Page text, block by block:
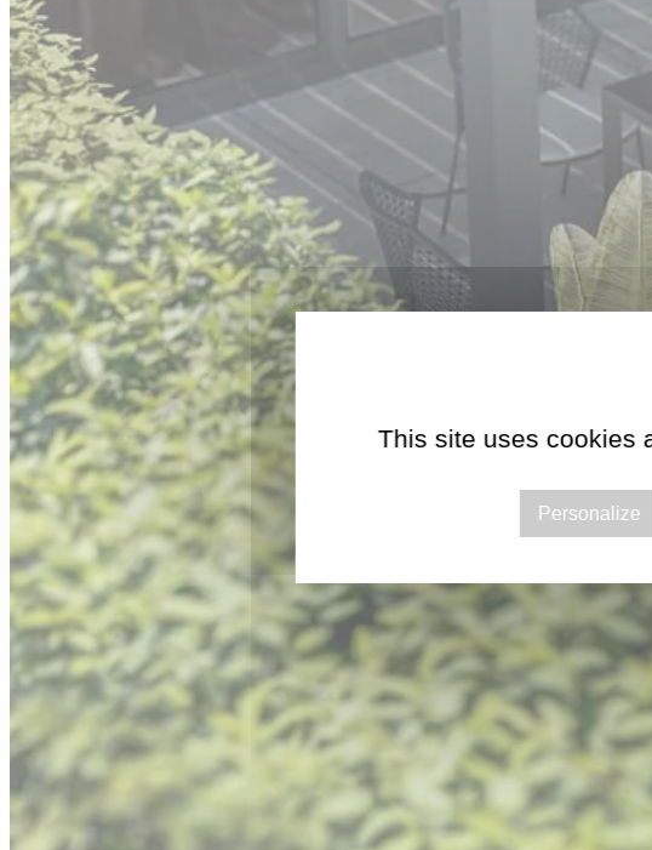
This site uses cookies
Personalize